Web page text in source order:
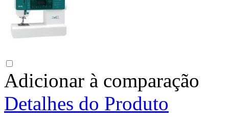
Adicionar à comparação
Detalhes do Produto